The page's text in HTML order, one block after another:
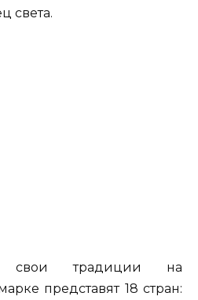
света.
традиции на
представят 18 стран: